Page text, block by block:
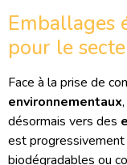
Emballages
pour le
Face à la prise de
environnementaux
désormais vers des
est
biodégradables ou